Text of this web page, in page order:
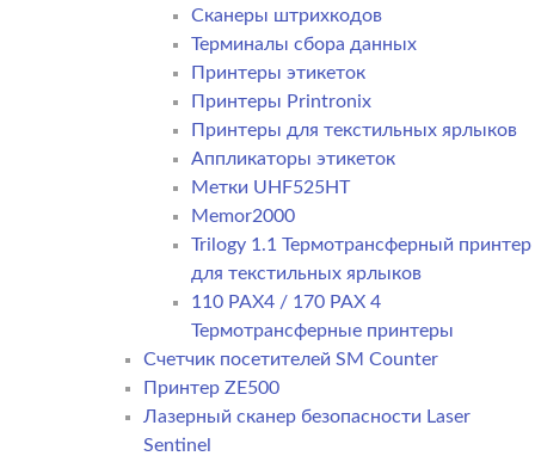
Сканеры штрихкодов
Терминалы сбора данных
Принтеры этикеток
Принтеры Printronix
Принтеры для текстильных ярлыков
Аппликаторы этикеток
Метки UHF525HT
Memor2000
Trilogy 1.1 Термотрансферный принтер
для текстильных ярлыков
110 PAX4 / 170 PAX 4
Термотрансферные принтеры
Счетчик посетителей SM Counter
Принтер ZE500
Лазерный сканер безопасности Laser
Sentinel